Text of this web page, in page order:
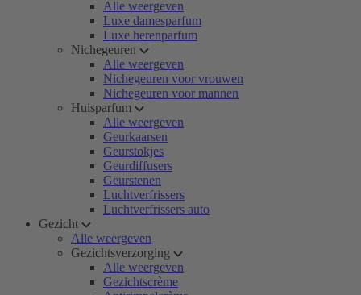
Alle weergeven
Luxe damesparfum
Luxe herenparfum
Nichegeuren
Alle weergeven
Nichegeuren voor vrouwen
Nichegeuren voor mannen
Huisparfum
Alle weergeven
Geurkaarsen
Geurstokjes
Geurdiffusers
Geurstenen
Luchtverfrissers
Luchtverfrissers auto
Gezicht
Alle weergeven
Gezichtsverzorging
Alle weergeven
Gezichtscrème